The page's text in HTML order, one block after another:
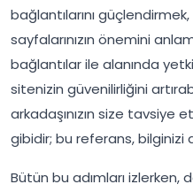
bağlantılarını
sayfalarınızın önemini
bağlantılar ile alanında
sitenizin güvenilirliğini
arkadaşınızın size tavsiye
gibidir; bu referans, bilginizi
Bütün bu adımları izlerken,